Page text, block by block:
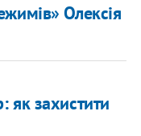
Олексія
як захистити